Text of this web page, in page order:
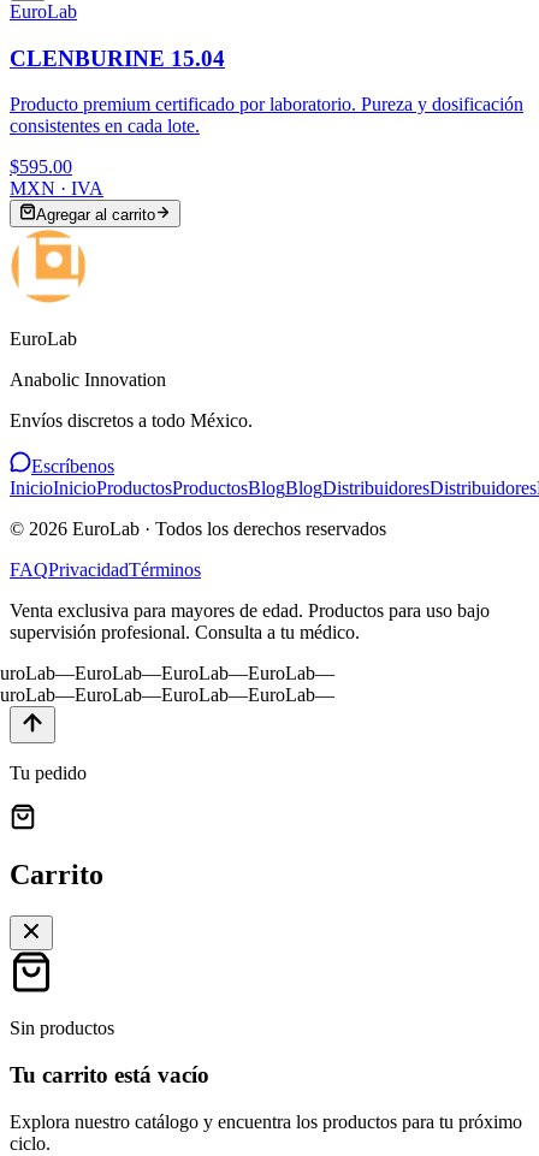
EuroLab
CLENBURINE 15.04
Producto premium certificado por laboratorio. Pureza y dosificación
consistentes en cada lote.
$595.00
MXN · IVA
Agregar al carrito
EuroLab
Anabolic Innovation
Envíos discretos a todo México.
Escríbenos
InicioInicioProductosProductosBlogBlogDistribuidoresDistribuidores
© 2026 EuroLab · Todos los derechos reservados
FAQPrivacidadTérminos
Venta exclusiva para mayores de edad. Productos para uso bajo
supervisión profesional. Consulta a tu médico.
—EuroLab—EuroLab—EuroLab—
—EuroLab—EuroLab—EuroLab—
Tu pedido
Carrito
Sin productos
Tu carrito está vacío
Explora nuestro catálogo y encuentra los productos para tu próximo
ciclo.